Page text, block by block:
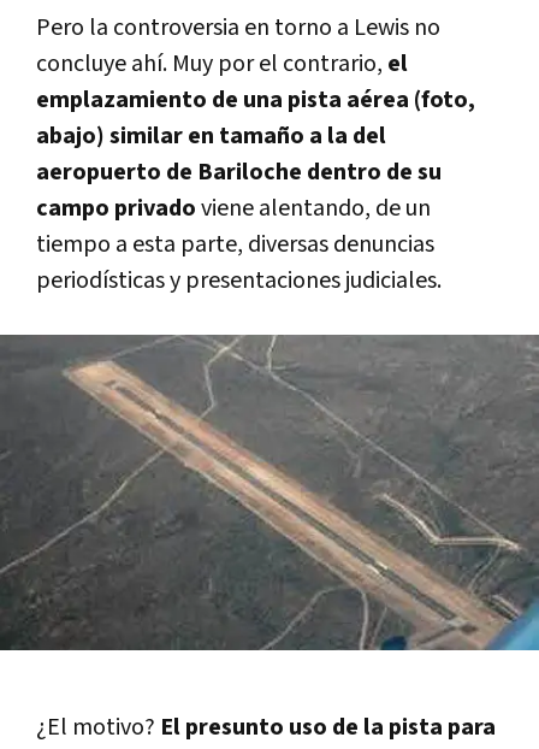
Pero la controversia en torno a Lewis no
concluye ahí. Muy por el contrario, el
emplazamiento de una pista aérea (foto,
abajo) similar en tamaño a la del
aeropuerto de Bariloche dentro de su
campo privadoviene alentando, de un
tiempo a esta parte, diversas denuncias
periodísticas y presentaciones judiciales.
¿El motivo? El presunto uso de la pista para